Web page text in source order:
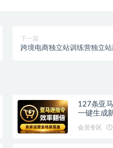
下一篇
跨境电商独立站训练营独立
127条亚
一键生成
会员专区